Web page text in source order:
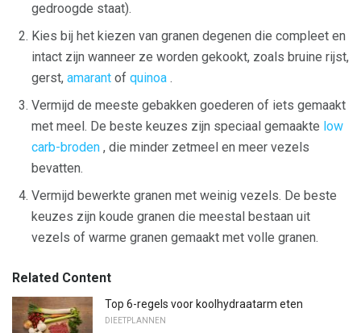
gedroogde staat).
Kies bij het kiezen van granen degenen die compleet en
intact zijn wanneer ze worden gekookt, zoals bruine rijst,
gerst, amarant of quinoa .
Vermijd de meeste gebakken goederen of iets gemaakt
met meel. De beste keuzes zijn speciaal gemaakte low
carb-broden , die minder zetmeel en meer vezels
bevatten.
Vermijd bewerkte granen met weinig vezels. De beste
keuzes zijn koude granen die meestal bestaan ​​uit
vezels of warme granen gemaakt met volle granen.
Related Content
Top 6-regels voor koolhydraatarm eten
DIEETPLANNEN